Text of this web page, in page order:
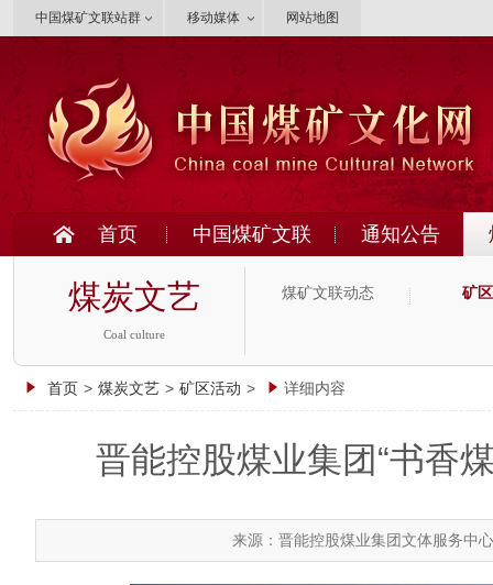
中国煤矿文联站群 移动媒体 网站地图
首页 中国煤矿文联 通知公告
煤炭文艺
Coal culture
煤矿文联动态 矿
首页 > 煤炭文艺 > 矿区活动 > 详细内容
晋能控股煤业集团“书香
来源：晋能控股煤业集团文体服务中